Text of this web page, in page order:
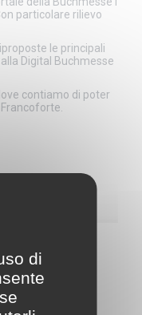
particolare rilievo
le principali
Digital Buchmesse
contiamo di poter
del sito
- tutti gli
di